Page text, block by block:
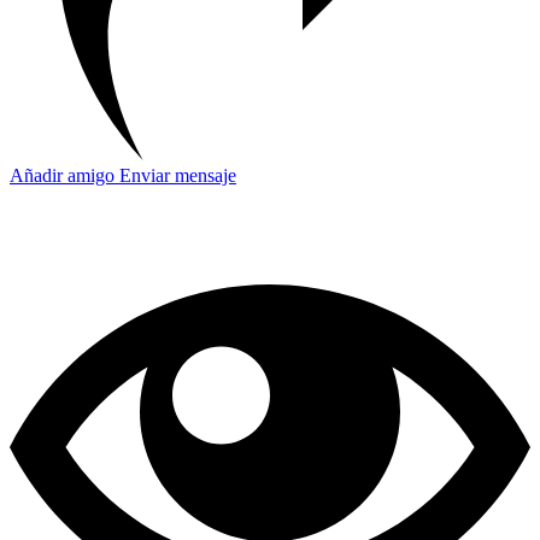
Añadir amigo Enviar mensaje